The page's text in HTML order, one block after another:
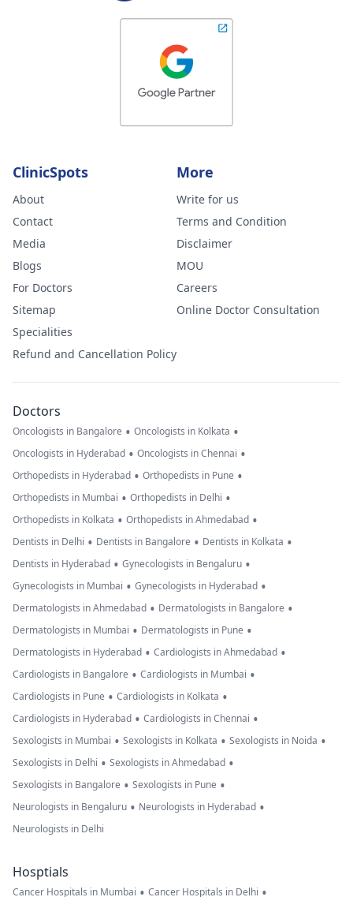
ClinicSpots
About
Contact
Media
Blogs
For Doctors
Sitemap
Specialities
Refund and Cancellation Policy
More
Write for us
Terms and Condition
Disclaimer
MOU
Careers
Online Doctor Consultation
Doctors
Oncologists in Bangalore • Oncologists in Kolkata •
Oncologists in Hyderabad • Oncologists in Chennai •
Orthopedists in Hyderabad • Orthopedists in Pune •
Orthopedists in Mumbai • Orthopedists in Delhi •
Orthopedists in Kolkata • Orthopedists in Ahmedabad •
Dentists in Delhi • Dentists in Bangalore • Dentists in Kolkata •
Dentists in Hyderabad • Gynecologists in Bengaluru •
Gynecologists in Mumbai • Gynecologists in Hyderabad •
Dermatologists in Ahmedabad • Dermatologists in Bangalore •
Dermatologists in Mumbai • Dermatologists in Pune •
Dermatologists in Hyderabad • Cardiologists in Ahmedabad •
Cardiologists in Bangalore • Cardiologists in Mumbai •
Cardiologists in Pune • Cardiologists in Kolkata •
Cardiologists in Hyderabad • Cardiologists in Chennai •
Sexologists in Mumbai • Sexologists in Kolkata • Sexologists in Noida •
Sexologists in Delhi • Sexologists in Ahmedabad •
Sexologists in Bangalore • Sexologists in Pune •
Neurologists in Bengaluru • Neurologists in Hyderabad •
Neurologists in Delhi
Hosptials
Cancer Hospitals in Mumbai • Cancer Hospitals in Delhi •